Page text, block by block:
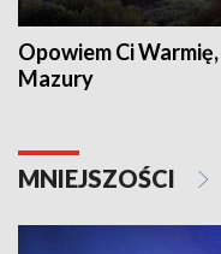
Opowiem Ci
Mazury
MNIEJSZOŚCI